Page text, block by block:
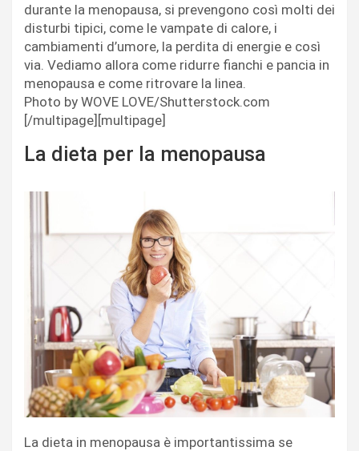
durante la menopausa, si prevengono così molti dei
disturbi tipici, come le vampate di calore, i
cambiamenti d’umore, la perdita di energie e così
via. Vediamo allora come ridurre fianchi e pancia in
menopausa e come ritrovare la linea.
Photo by WOVE LOVE/Shutterstock.com
[/multipage][multipage]
La dieta per la menopausa
La dieta in menopausa è importantissima se